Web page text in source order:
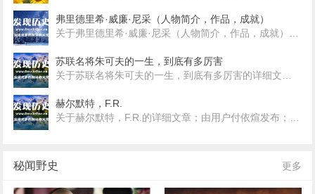
弗里德里希·威廉·尼采（人物简介，作品，成就）
苏联名将朱可夫的一生，到底有多厉害
赫尔默特，F.R.
秘闻野史 更多